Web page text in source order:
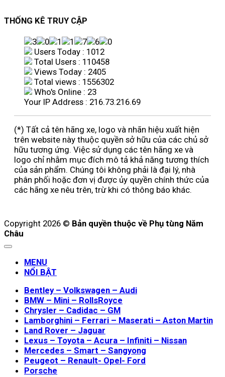
THỐNG KÊ TRUY CẬP
Users Today : 1012
Total Users : 110458
Views Today : 2405
Total views : 1556302
Who's Online : 23
Your IP Address : 216.73.216.69
(*) Tất cả tên hãng xe, logo và nhãn hiệu xuất hiện
trên website này thuộc quyền sở hữu của các chủ sở
hữu tương ứng. Việc sử dụng các tên hãng xe và
logo chỉ nhằm mục đích mô tả khả năng tương thích
của sản phẩm. Chúng tôi không phải là đại lý, nhà
phân phối hoặc đơn vị được ủy quyền chính thức của
các hãng xe nêu trên, trừ khi có thông báo khác.
Copyright 2026 © Bản quyền thuộc về Phụ tùng Năm
Châu
MENU
NỔI BẬT
Bentley – Volkswagen – Audi
BMW – Mini – RollsRoyce
Chrysler – Cadidac – GM
Lamborghini – Ferrari – Maserati – Aston Martin
Land Rover – Jaguar
Lexus – Toyota – Acura – Infiniti – Nissan
Mercedes – Smart – Sangyong
Peugeot – Renault- Opel- Ford
Porsche